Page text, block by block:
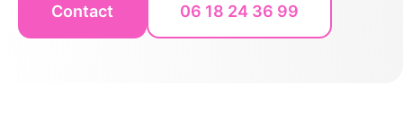
Contact 06 18 24 36 99